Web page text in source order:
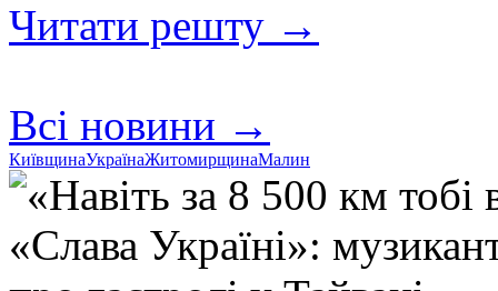
Читати решту →
Всі новини →
КиївщинаУкраїнаЖитомирщинаМалин